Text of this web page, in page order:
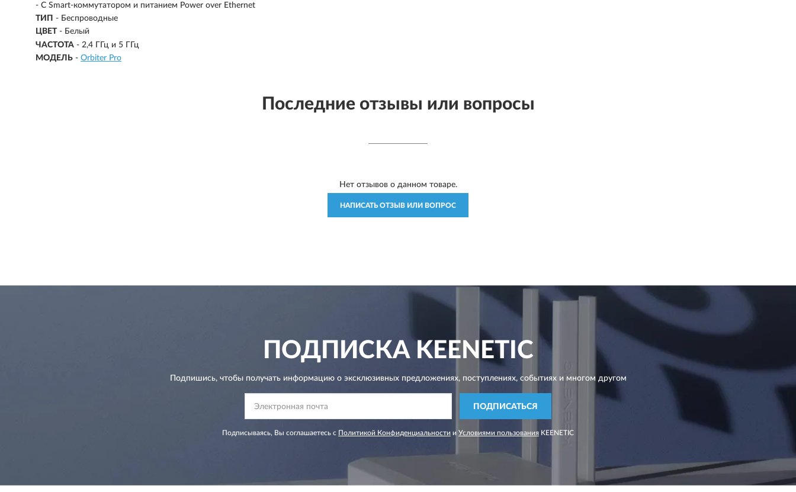
- С Smart-коммутатором и питанием Power over Ethernet
ТИП - Беспроводные
ЦВЕТ - Белый
ЧАСТОТА - 2,4 ГГц и 5 ГГц
МОДЕЛЬ - Orbiter Pro
Последние отзывы или вопросы
Нет отзывов о данном товаре.
НАПИСАТЬ ОТЗЫВ ИЛИ ВОПРОС
ПОДПИСКАKEENETIC
Подпишись, чтобы получать информацию о эксклюзивных предложениях,поступлениях, событиях и многом другом
ПОДПИСАТЬСЯ
Подписываясь, Вы соглашаетесь с Политикой Конфиденциальности и Условиями пользования KEENETIC